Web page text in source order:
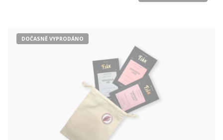
DOČASNĚ VYPRODÁNO